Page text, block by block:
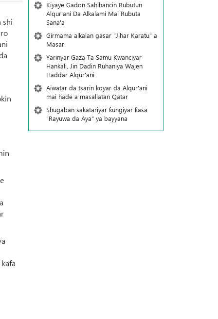
shi
Kiyaye Gadon Sahihancin Rubutun
Alqur'ani Da Alkalami Mai Rubuta
Sana'a
Girmama alkalan gasar "Jihar Karatu" a
Masar
Yarinyar Gaza Ta Samu Kwanciyar
Hankali, Jin Daɗin Ruhaniya Wajen
Haddar Alqur'ani
Aiwatar da tsarin koyar da Alqur'ani
mai hade a masallatan Qatar
Shugaban sakatariyar ƙungiyar ƙasa
"Rayuwa da Aya" ya bayyana